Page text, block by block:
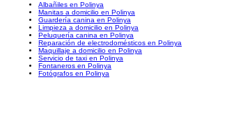
Albañiles en Polinya
Manitas a domicilio en Polinya
Guardería canina en Polinya
Limpieza a domicilio en Polinya
Peluquería canina en Polinya
Reparación de electrodomésticos en Polinya
Maquillaje a domicilio en Polinya
Servicio de taxi en Polinya
Fontaneros en Polinya
Fotógrafos en Polinya